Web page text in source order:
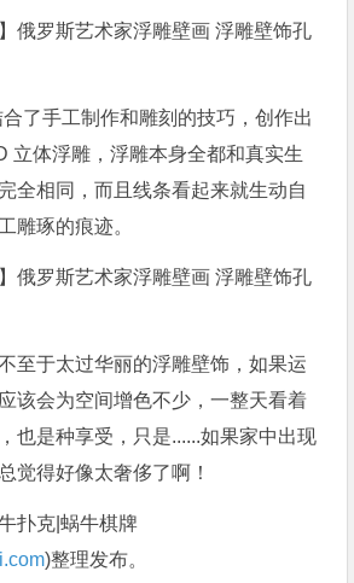
了手工制作和雕刻的技巧，创作出
立体浮雕，浮雕本身全都和真实生
全相同，而且线条看起来就生动自
雕琢的痕迹。
至于太过华丽的浮雕壁饰，如果运
该会为空间增色不少，一整天看着
也是种享受，只是......如果家中出现
觉得好像太奢侈了啊！
扑克|蜗牛棋牌
)整理发布。